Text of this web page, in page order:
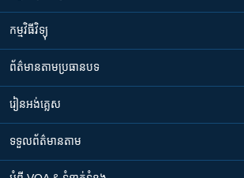
កម្មវិធី​វិទ្យុ
ព័ត៌មាន​តាមប្រធានបទ​
រៀន​​អង់គ្លេស
ទទួល​ព័ត៌មាន​តាម